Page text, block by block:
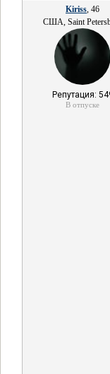
Kiriss, 46
США, Saint
Репутация:
В отпуске